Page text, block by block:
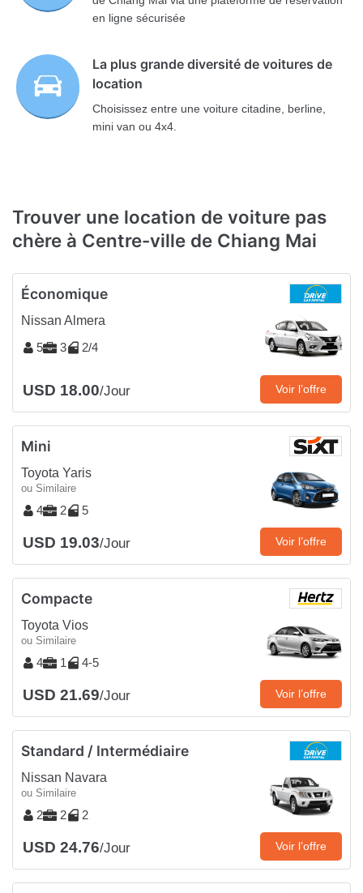
en ligne sécurisée
La plus grande diversité de voitures de
location
Choisissez entre une voiture citadine, berline,
mini van ou 4x4.
Trouver une location de voiture pas
chère à Centre-ville de Chiang Mai
Économique
Nissan Almera
5
3 2/4
USD 18.00/Jour Voir l’offre
Mini
Toyota Yaris
ou Similaire
4 2 5
USD 19.03/Jour Voir l’offre
Compacte
Toyota Vios
ou Similaire
4 1 4-5
USD 21.69/Jour Voir l’offre
Standard / Intermédiaire
Nissan Navara
ou Similaire
2 2 2
USD 24.76/Jour Voir l’offre